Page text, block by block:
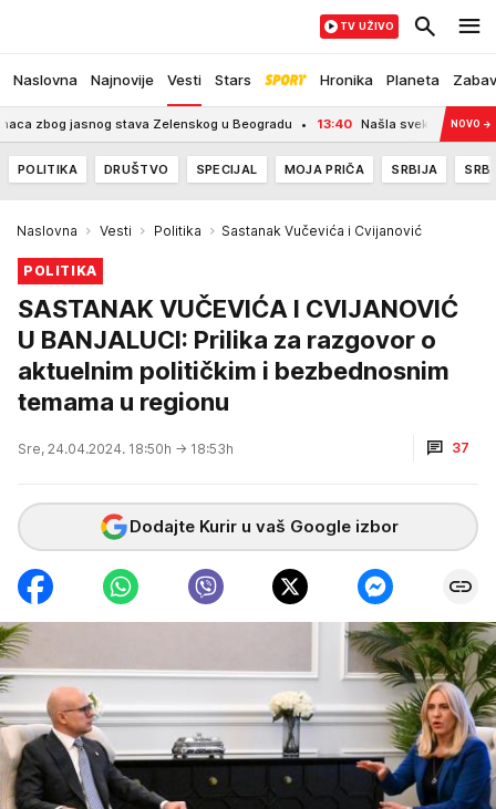
Naslovna Najnovije Vesti Stars Hronika Planeta
TV UŽIVO
jasnog stava Zelenskog u Beogradu 13:40 Našla svekrvinu staru NOVO →
POLITIKA DRUŠTVO SPECIJAL MOJA PRIČA SRBIJA
Naslovna Vesti Politika Sastanak Vučevića i Cvijanović
POLITIKA
SASTANAK VUČEVIĆA I CVIJANOVIĆ
U BANJALUCI: Prilika za razgovor o
aktuelnim političkim i bezbednosnim
temama u regionu
Sre, 24.04.2024. 18:50h → 18:53h 37
Dodajte Kurir u vaš Google izbor